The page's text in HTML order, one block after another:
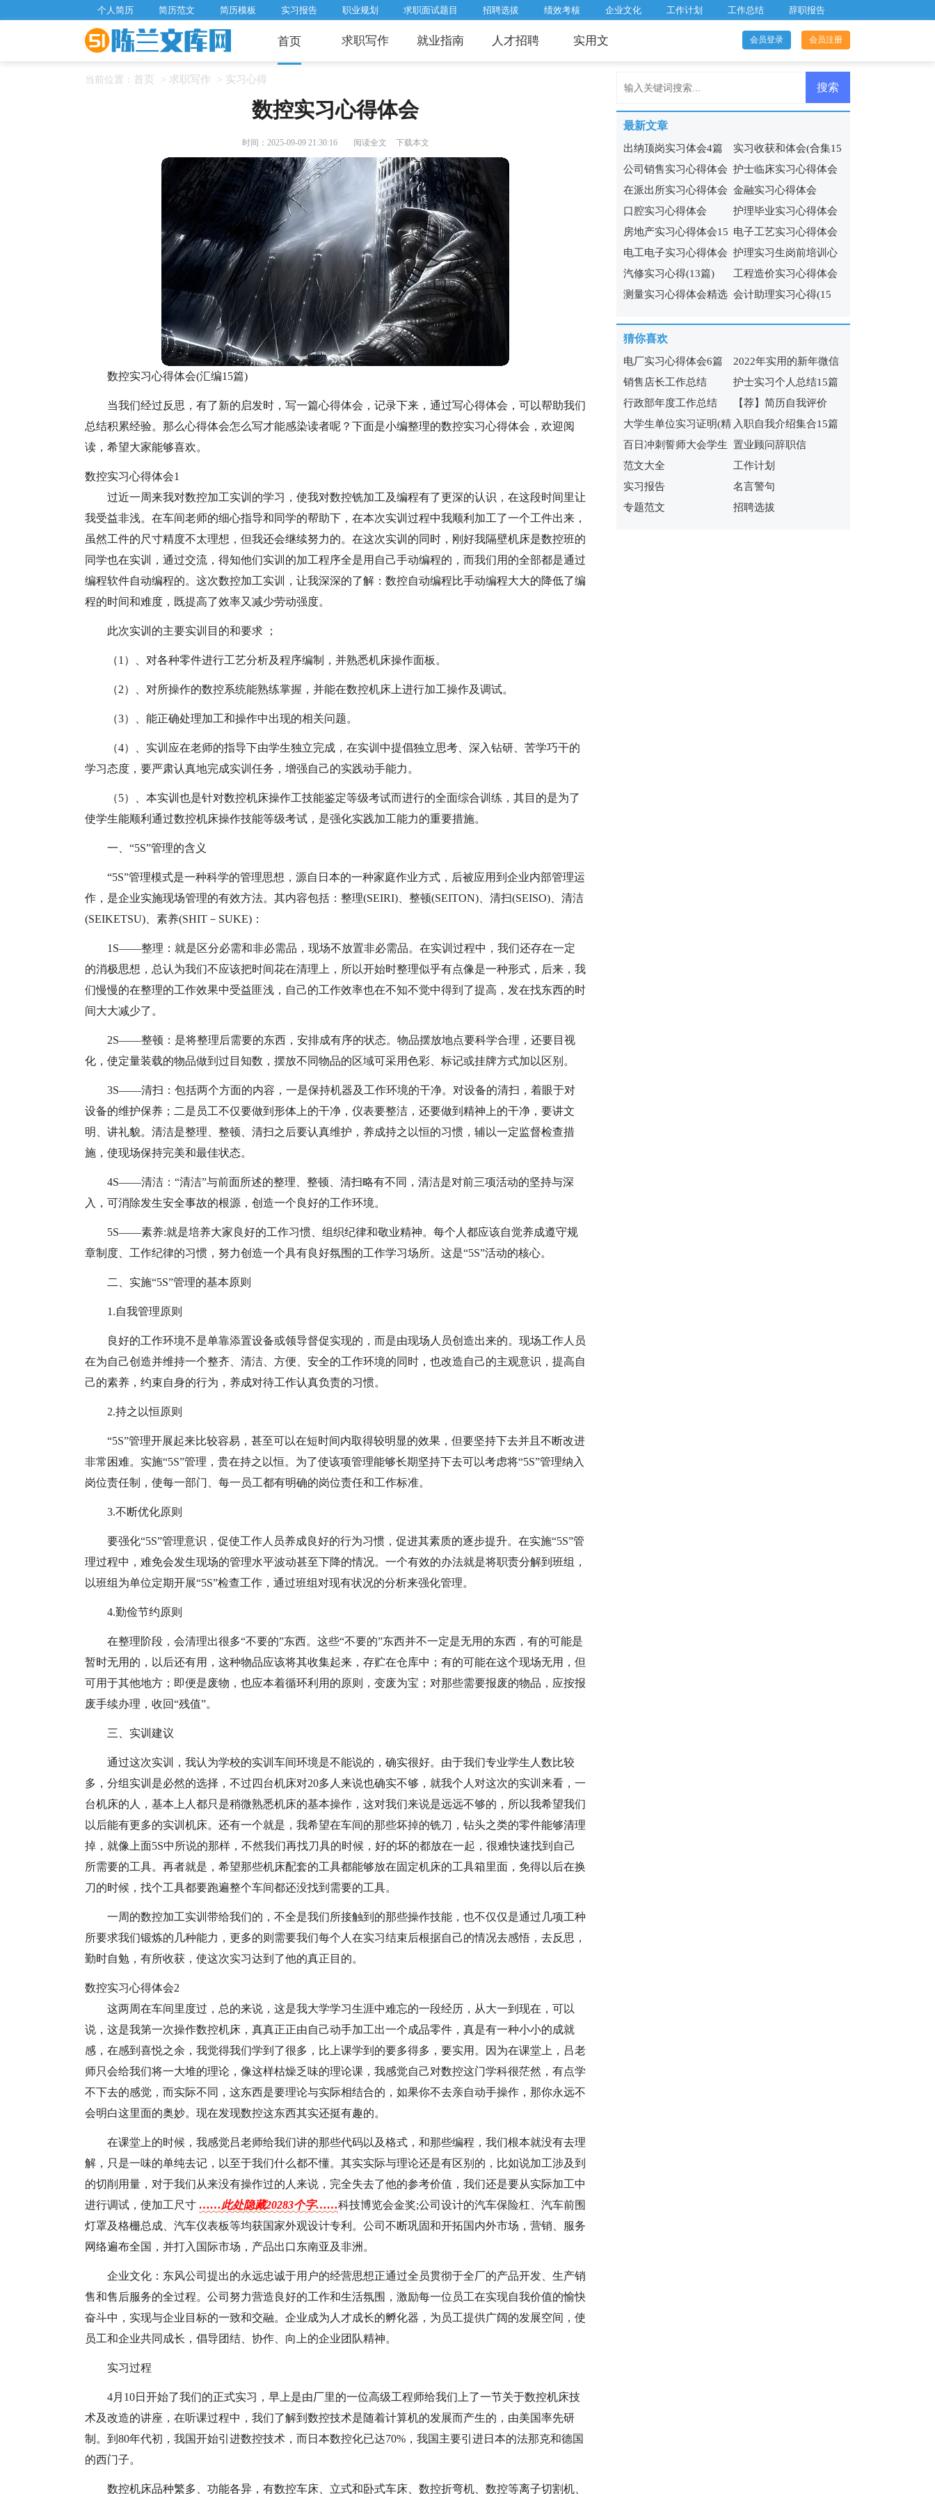
个人简历 简历范文 简历模板 实习报告 职业规划 求职面试题目 招聘选拔 绩效考核 企业文化 工作计划 工作总结 辞职报告
首页 求职写作 就业指南 人才招聘 实用文 会员登录 会员注册
当前位置： 首页 > 求职写作 > 实习心得
数控实习心得体会
时间：2025-09-09 21:30:16 阅读全文 下载本文
数控实习心得体会(汇编15篇)
当我们经过反思，有了新的启发时，写一篇心得体会，记录下来，通过写心得体会，可以帮助我们
总结积累经验。那么心得体会怎么写才能感染读者呢？下面是小编整理的数控实习心得体会，欢迎阅
读，希望大家能够喜欢。
数控实习心得体会1
过近一周来我对数控加工实训的学习，使我对数控铣加工及编程有了更深的认识，在这段时间里让
我受益非浅。在车间老师的细心指导和同学的帮助下，在本次实训过程中我顺利加工了一个工件出来，
虽然工件的尺寸精度不太理想，但我还会继续努力的。在这次实训的同时，刚好我隔壁机床是数控班的
同学也在实训，通过交流，得知他们实训的加工程序全是用自己手动编程的，而我们用的全部都是通过
编程软件自动编程的。这次数控加工实训，让我深深的了解：数控自动编程比手动编程大大的降低了编
程的时间和难度，既提高了效率又减少劳动强度。
此次实训的主要实训目的和要求 ；
（1）、对各种零件进行工艺分析及程序编制，并熟悉机床操作面板。
（2）、对所操作的数控系统能熟练掌握，并能在数控机床上进行加工操作及调试。
（3）、能正确处理加工和操作中出现的相关问题。
（4）、实训应在老师的指导下由学生独立完成，在实训中提倡独立思考、深入钻研、苦学巧干的
学习态度，要严肃认真地完成实训任务，增强自己的实践动手能力。
（5）、本实训也是针对数控机床操作工技能鉴定等级考试而进行的全面综合训练，其目的是为了
使学生能顺利通过数控机床操作技能等级考试，是强化实践加工能力的重要措施。
一、“5S”管理的含义
“5S”管理模式是一种科学的管理思想，源自日本的一种家庭作业方式，后被应用到企业内部管理运
作，是企业实施现场管理的有效方法。其内容包括：整理(SEIRI)、整顿(SEITON)、清扫(SEISO)、清洁
(SEIKETSU)、素养(SHIT－SUKE)：
1S——整理：就是区分必需和非必需品，现场不放置非必需品。在实训过程中，我们还存在一定
的消极思想，总认为我们不应该把时间花在清理上，所以开始时整理似乎有点像是一种形式，后来，我
们慢慢的在整理的工作效果中受益匪浅，自己的工作效率也在不知不觉中得到了提高，发在找东西的时
间大大减少了。
2S——整顿：是将整理后需要的东西，安排成有序的状态。物品摆放地点要科学合理，还要目视
化，使定量装载的物品做到过目知数，摆放不同物品的区域可采用色彩、标记或挂牌方式加以区别。
3S——清扫：包括两个方面的内容，一是保持机器及工作环境的干净。对设备的清扫，着眼于对
设备的维护保养；二是员工不仅要做到形体上的干净，仪表要整洁，还要做到精神上的干净，要讲文
明、讲礼貌。清洁是整理、整顿、清扫之后要认真维护，养成持之以恒的习惯，辅以一定监督检查措
施，使现场保持完美和最佳状态。
4S——清洁：“清洁”与前面所述的整理、整顿、清扫略有不同，清洁是对前三项活动的坚持与深
入，可消除发生安全事故的根源，创造一个良好的工作环境。
5S——素养:就是培养大家良好的工作习惯、组织纪律和敬业精神。每个人都应该自觉养成遵守规
章制度、工作纪律的习惯，努力创造一个具有良好氛围的工作学习场所。这是“5S”活动的核心。
二、实施“5S”管理的基本原则
1.自我管理原则
良好的工作环境不是单靠添置设备或领导督促实现的，而是由现场人员创造出来的。现场工作人员
在为自己创造并维持一个整齐、清洁、方便、安全的工作环境的同时，也改造自己的主观意识，提高自
己的素养，约束自身的行为，养成对待工作认真负责的习惯。
2.持之以恒原则
“5S”管理开展起来比较容易，甚至可以在短时间内取得较明显的效果，但要坚持下去并且不断改进
非常困难。实施“5S”管理，贵在持之以恒。为了使该项管理能够长期坚持下去可以考虑将“5S”管理纳入
岗位责任制，使每一部门、每一员工都有明确的岗位责任和工作标准。
3.不断优化原则
要强化“5S”管理意识，促使工作人员养成良好的行为习惯，促进其素质的逐步提升。在实施“5S”管
理过程中，难免会发生现场的管理水平波动甚至下降的情况。一个有效的办法就是将职责分解到班组，
以班组为单位定期开展“5S”检查工作，通过班组对现有状况的分析来强化管理。
4.勤俭节约原则
在整理阶段，会清理出很多“不要的”东西。这些“不要的”东西并不一定是无用的东西，有的可能是
暂时无用的，以后还有用，这种物品应该将其收集起来，存贮在仓库中；有的可能在这个现场无用，但
可用于其他地方；即便是废物，也应本着循环利用的原则，变废为宝；对那些需要报废的物品，应按报
废手续办理，收回“残值”。
三、实训建议
通过这次实训，我认为学校的实训车间环境是不能说的，确实很好。由于我们专业学生人数比较
多，分组实训是必然的选择，不过四台机床对20多人来说也确实不够，就我个人对这次的实训来看，一
台机床的人，基本上人都只是稍微熟悉机床的基本操作，这对我们来说是远远不够的，所以我希望我们
以后能有更多的实训机床。还有一个就是，我希望在车间的那些坏掉的铣刀，钻头之类的零件能够清理
掉，就像上面5S中所说的那样，不然我们再找刀具的时候，好的坏的都放在一起，很难快速找到自己
所需要的工具。再者就是，希望那些机床配套的工具都能够放在固定机床的工具箱里面，免得以后在换
刀的时候，找个工具都要跑遍整个车间都还没找到需要的工具。
一周的数控加工实训带给我们的，不全是我们所接触到的那些操作技能，也不仅仅是通过几项工种
所要求我们锻炼的几种能力，更多的则需要我们每个人在实习结束后根据自己的情况去感悟，去反思，
勤时自勉，有所收获，使这次实习达到了他的真正目的。
数控实习心得体会2
这两周在车间里度过，总的来说，这是我大学学习生涯中难忘的一段经历，从大一到现在，可以
说，这是我第一次操作数控机床，真真正正由自己动手加工出一个成品零件，真是有一种小小的成就
感，在感到喜悦之余，我觉得我们学到了很多，比上课学到的要多得多，要实用。因为在课堂上，吕老
师只会给我们将一大堆的理论，像这样枯燥乏味的理论课，我感觉自己对数控这门学科很茫然，有点学
不下去的感觉，而实际不同，这东西是要理论与实际相结合的，如果你不去亲自动手操作，那你永远不
会明白这里面的奥妙。现在发现数控这东西其实还挺有趣的。
在课堂上的时候，我感觉吕老师给我们讲的那些代码以及格式，和那些编程，我们根本就没有去理
解，只是一味的单纯去记，以至于我们什么都不懂。其实实际与理论还是有区别的，比如说加工涉及到
的切削用量，对于我们从来没有操作过的人来说，完全失去了他的参考价值，我们还是要从实际加工中
进行调试，使加工尺寸 ……此处隐藏20283个字……科技博览会金奖;公司设计的汽车保险杠、汽车前围
灯罩及格栅总成、汽车仪表板等均获国家外观设计专利。公司不断巩固和开拓国内外市场，营销、服务
网络遍布全国，并打入国际市场，产品出口东南亚及非洲。
企业文化：东风公司提出的永远忠诚于用户的经营思想正通过全员贯彻于全厂的产品开发、生产销
售和售后服务的全过程。公司努力营造良好的工作和生活氛围，激励每一位员工在实现自我价值的愉快
奋斗中，实现与企业目标的一致和交融。企业成为人才成长的孵化器，为员工提供广阔的发展空间，使
员工和企业共同成长，倡导团结、协作、向上的企业团队精神。
实习过程
4月10日开始了我们的正式实习，早上是由厂里的一位高级工程师给我们上了一节关于数控机床技
术及改造的讲座，在听课过程中，我们了解到数控技术是随着计算机的发展而产生的，由美国率先研
制。到80年代初，我国开始引进数控技术，而日本数控化已达70%，我国主要引进日本的法那克和德国
的西门子。
数控机床品种繁多、功能各异，有数控车床、立式和卧式车床、数控折弯机、数控等离子切割机、
最新文章
出纳顶岗实习体会4篇
实习收获和体会(合集15
篇)
公司销售实习心得体会
15篇
护士临床实习心得体会
9篇
在派出所实习心得体会 金融实习心得体会
口腔实习心得体会
护理毕业实习心得体会
15篇
房地产实习心得体会15
篇
电子工艺实习心得体会
(集合11篇)
电工电子实习心得体会
13篇
护理实习生岗前培训心
得体会5篇
汽修实习心得(13篇)
工程造价实习心得体会
合集15篇
测量实习心得体会精选 会计助理实习心得(15
猜你喜欢
电厂实习心得体会6篇
2022年实用的新年微信
祝福语65句
销售店长工作总结
护士实习个人总结15篇
行政部年度工作总结
【荐】简历自我评价
大学生单位实习证明(精
选15篇)
入职自我介绍集合15篇
百日冲刺誓师大会学生
发言稿
置业顾问辞职信
范文大全
工作计划
实习报告
名言警句
专题范文
招聘选拔